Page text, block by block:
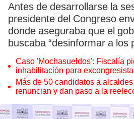
Antes de desarrollarse la
presidente del Congreso
donde aseguraba que el
buscaba “desinformar a los
Caso 'Mochasueldos': Fiscalía
inhabilitación para
Cordero Jon Tay
Más de 50 candidatos a
renuncian y dan paso a la